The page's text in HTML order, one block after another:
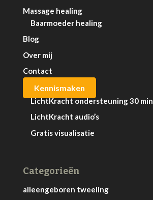
Massage healing
Baarmoeder healing
Blog
Over mij
Contact
Kennismaken
LichtKracht ondersteuning 30 min
LichtKracht audio’s
Gratis visualisatie
Categorieën
alleengeboren tweeling